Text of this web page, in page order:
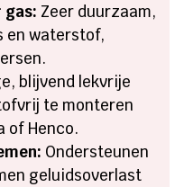
gas: Zeer duurzaam,
en waterstof,
blijvend lekvrije
te monteren
of Henco.
Ondersteunen
geluidsoverlast